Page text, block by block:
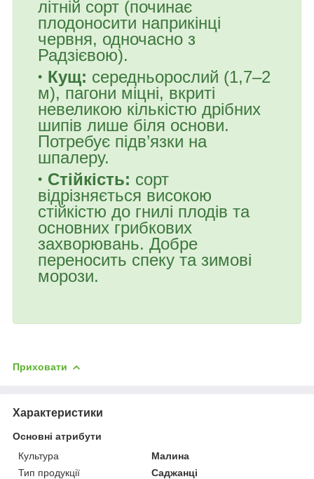
літній сорт (починає
плодоносити наприкінці
червня, одночасно з
Радзієвою).
Кущ: середньорослий (1,7–2
м), пагони міцні, вкриті
невеликою кількістю дрібних
шипів лише біля основи.
Потребує підв’язки на
шпалеру.
Стійкість: сорт
відрізняється високою
стійкістю до гнилі плодів та
основних грибкових
захворювань. Добре
переносить спеку та зимові
морози.
Приховати
Характеристики
Основні атрибути
Культура
Малина
Тип продукції
Саджанці